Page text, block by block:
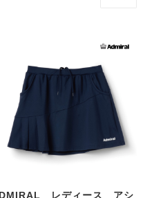
レディース アシ